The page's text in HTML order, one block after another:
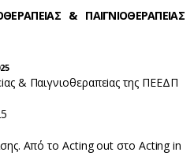
& ΠΑΙΓΝΙΟΘΕΡΑΠΕΙΑΣ
& Παιγνιοθεραπεiας της ΠΕΕΔΠ
Από το Acting out στο Acting in